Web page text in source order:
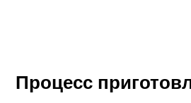
Процесс